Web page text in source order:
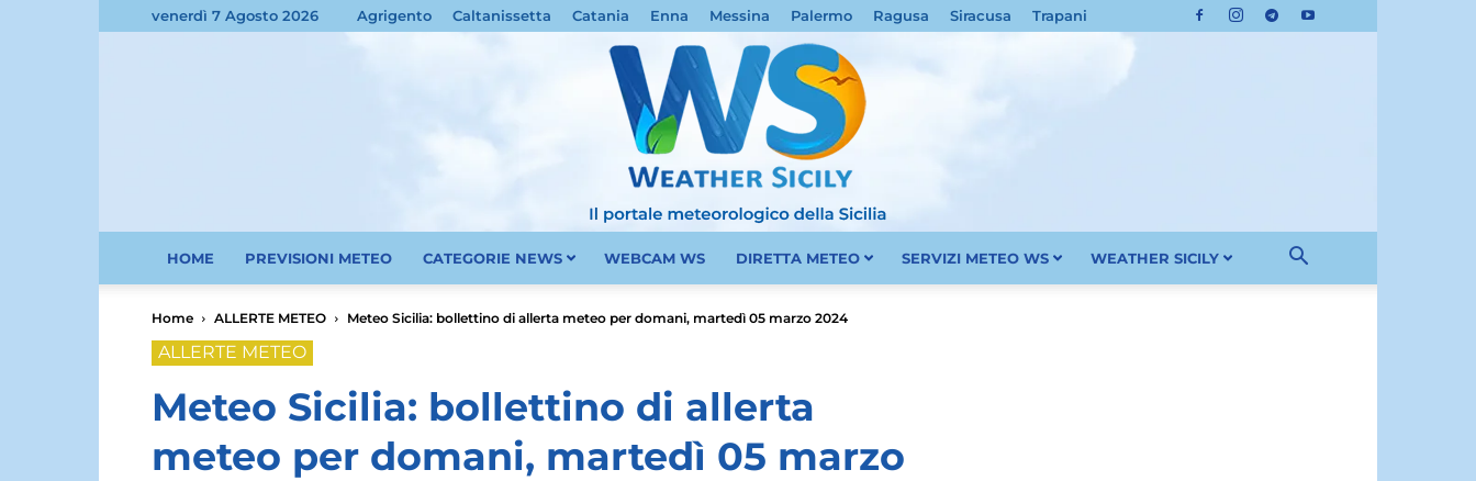
venerdì 7 Agosto 2026 Agrigento Caltanissetta Catania Enna Messina Palermo Ragusa Siracusa Trapani
Sicilia
HOME PREVISIONI METEO CATEGORIE NEWS WEBCAM WS DIRETTA METEO SERVIZI METEO WS WEATHER SICILY
Home ALLERTE METEO Meteo Sicilia: bollettino di allerta meteo per domani, martedì 05 marzo 2024
ALLERTE METEO
Meteo Sicilia: bollettino di allerta
meteo per domani, martedì 05 marzo